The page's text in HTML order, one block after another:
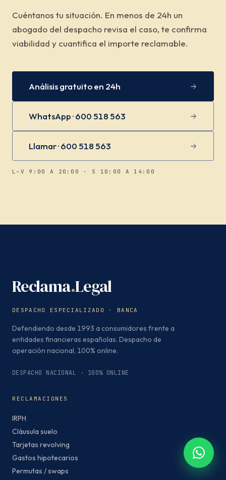
Cuéntanos tu situación. En menos de 24h un
abogado del despacho revisa el caso, te confirma
viabilidad y cuantifica el importe reclamable.
Análisis gratuito en 24h
WhatsApp · 600 518 563
Llamar · 600 518 563
L–V 9:00 A 20:00 · S 10:00 A 14:00
Reclama.Legal
DESPACHO ESPECIALIZADO · BANCA
Defendiendo desde 1993 a consumidores frente a
entidades financieras españolas. Despacho de
operación nacional, 100% online.
DESPACHO NACIONAL · 100% ONLINE
RECLAMACIONES
IRPH
Cláusula suelo
Tarjetas revolving
Gastos hipotecarios
Permutas / swaps